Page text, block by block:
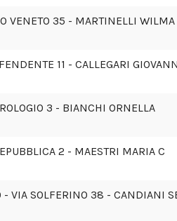
VENETO 35 - MARTINELLI WILMA
11 - CALLEGARI
3 - BIANCHI ORNELLA
2 - MAESTRI MARIA C
- VIA SOLFERINO 38 - CANDIANI